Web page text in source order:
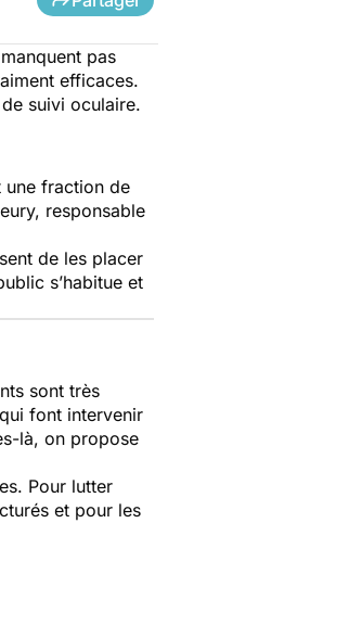
pas
efficaces.
suivi oculaire.
une fraction de
responsable
de les placer
s’habitue et
sont très
font intervenir
là, on propose
Pour lutter
et pour les